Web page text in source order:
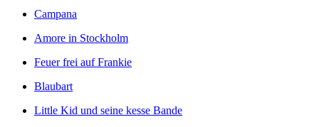
Campana
Amore in Stockholm
Feuer frei auf Frankie
Blaubart
Little Kid und seine kesse Bande